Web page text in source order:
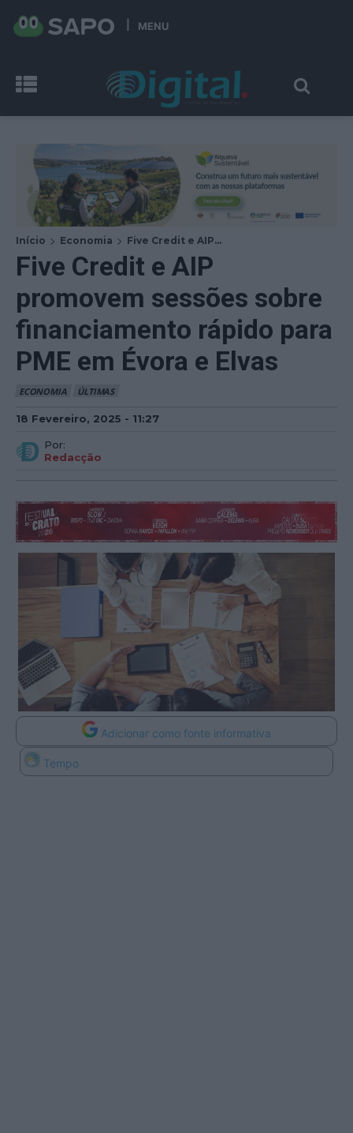
MENU
Início Economia Five Credit e AIP...
Five Credit e AIP
promovem sessões sobre
financiamento rápido para
PME em Évora e Elvas
ECONOMIA ÚLTIMAS
18 Fevereiro, 2025 - 11:27
Por:
Redacção
Adicionar como fonte informativa
Tempo